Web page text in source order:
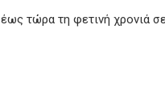
τώρα τη φετινή χρονιά